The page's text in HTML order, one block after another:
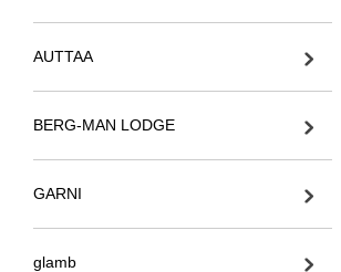
AUTTAA
BERG-MAN LODGE
GARNI
glamb